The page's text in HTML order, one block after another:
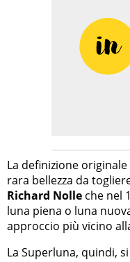
La definizione
rara bellezza da
Richard Nolle che nel
luna piena o luna
approccio più vicino
La Superluna, quindi,